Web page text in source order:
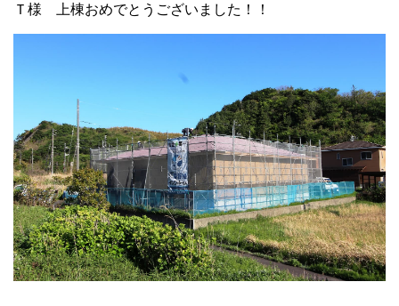
Ｔ様 上棟おめでとうございました！！